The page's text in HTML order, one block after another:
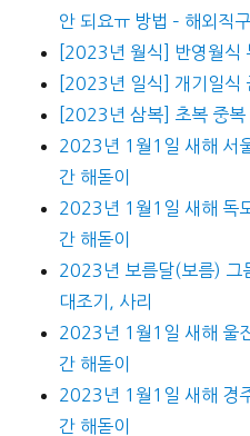
안 되요ㅠ 방법 – 해외직
[2023년 월식] 반영월식
[2023년 일식] 개기일식
[2023년 삼복] 초복 중복
2023년 1월1일 새해 서
간 해돋이
2023년 1월1일 새해 독
간 해돋이
2023년 보름달(보름) 그
대조기, 사리
2023년 1월1일 새해 울
간 해돋이
2023년 1월1일 새해 경
간 해돋이